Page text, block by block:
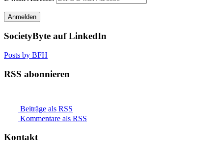
SocietyByte auf LinkedIn
Posts by BFH
RSS abonnieren
Beiträge als RSS
Kommentare als RSS
Kontakt